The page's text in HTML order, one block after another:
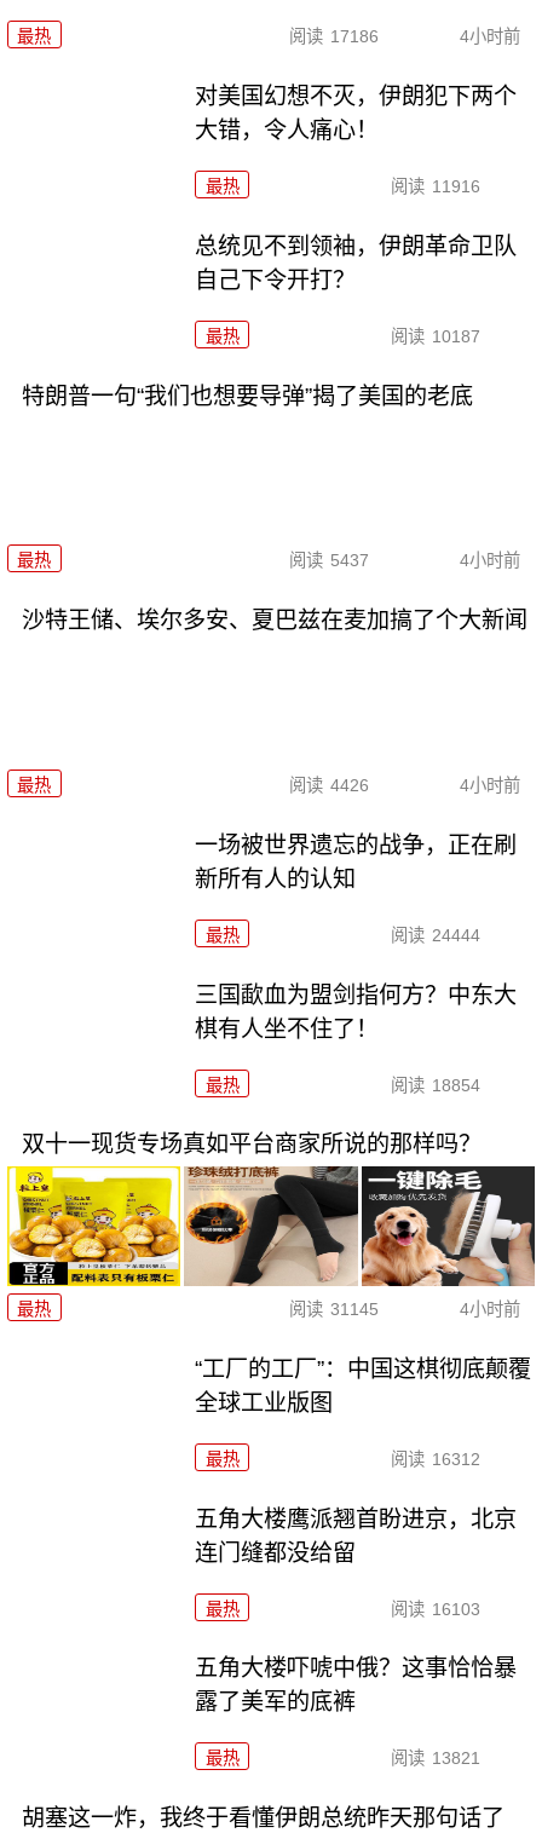
最热 阅读 17186 4小时前
对美国幻想不灭，伊朗犯下两个
大错，令人痛心！
最热 阅读 11916
总统见不到领袖，伊朗革命卫队
自己下令开打？
最热 阅读 10187
特朗普一句“我们也想要导弹”揭了美国的老底
最热 阅读 5437 4小时前
沙特王储、埃尔多安、夏巴兹在麦加搞了个大新闻
最热 阅读 4426 4小时前
一场被世界遗忘的战争，正在刷
新所有人的认知
最热 阅读 24444
三国歃血为盟剑指何方？中东大
棋有人坐不住了！
最热 阅读 18854
双十一现货专场真如平台商家所说的那样吗？
最热 阅读 31145 4小时前
“工厂的工厂”：中国这棋彻底颠覆
全球工业版图
最热 阅读 16312
五角大楼鹰派翘首盼进京，北京
连门缝都没给留
最热 阅读 16103
五角大楼吓唬中俄？这事恰恰暴
露了美军的底裤
最热 阅读 13821
胡塞这一炸，我终于看懂伊朗总统昨天那句话了